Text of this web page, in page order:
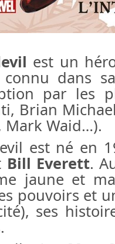
est un
dans
par les
Brian
Mark Waid…).
est né en
Bill Everett.
jaune et
pouvoirs et
ses